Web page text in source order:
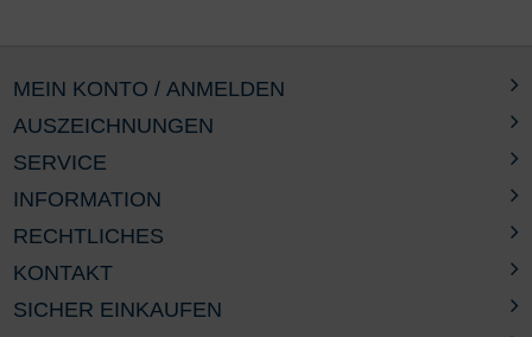
AUSZEICHNUNGEN
SERVICE
INFORMATION
RECHTLICHES
MEIN KONTO / ANMELDEN
KONTAKT
SICHER EINKAUFEN